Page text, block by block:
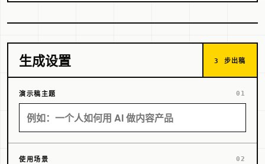
生成设置 3 步出稿
演示稿主题
使用场景